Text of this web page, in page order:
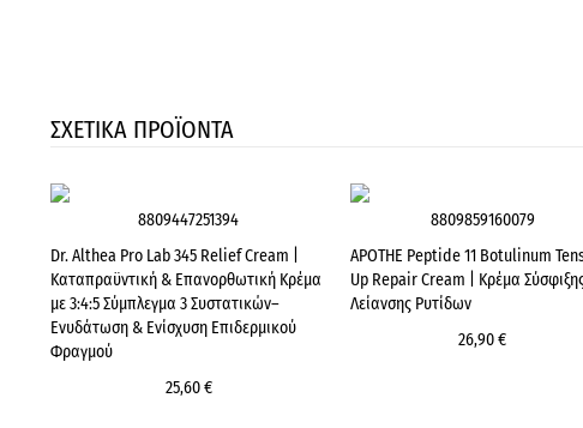
ΣΧΕΤΙΚΑ ΠΡΟΪΟΝΤΑ
8809447251394
Dr. Althea Pro Lab 345 Relief Cream |
Καταπραϋντική & Επανορθωτική Κρέμα
με 3:4:5 Σύμπλεγμα 3 Συστατικών–
Ενυδάτωση & Ενίσχυση Επιδερμικού
Φραγμού
25,60 €
8809859160079
APOTHE Peptide 11 Botulinum
Up Repair Cream | Κρέμα
Λείανσης Ρυτίδων
26,90 €